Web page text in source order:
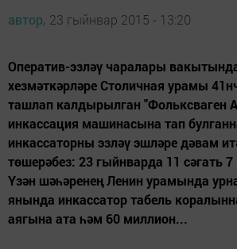
автор, 23 гыйнвар 2015 - 13:20
Оператив-эзләү чаралары
хезмәткәрләре Столичная урамы
ташлап калдырылган "Фольксваген
инкассация машинасына тап
инкассаторны эзләү эшләре дәвам
төшерәбез: 23 гыйнварда 11 сәгать
Үзән шәһәренең Ленин урамында
янында инкассатор табель
аягына ата һәм 60 миллион...